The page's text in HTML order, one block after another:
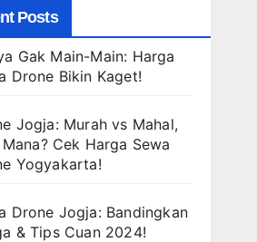
Posts
Gak Main-Main: Harga
Drone Bikin Kaget!
Jogja: Murah vs Mahal,
Cek Harga Sewa
Yogyakarta!
Drone Jogja: Bandingkan
& Tips Cuan 2024!